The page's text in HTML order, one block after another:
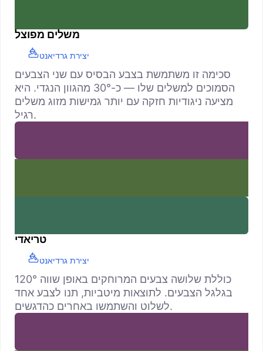
משלים מפוצל
יצירת גרדיאנט
סכימה זו משתמשת בצבע הבסיס עם שני הצבעים
הסמוכים למשלים שלו — כ-30° מהגוון הנגדי. היא
מציעה ניגודיות חזקה עם יותר גמישות מזוג משלים
רגיל.
טריאדי
יצירת גרדיאנט
כוללת שלושה צבעים המרוחקים באופן שווה 120°
בגלגל הצבעים. לתוצאות מיטביות, תנו לצבע אחד
לשלוט והשתמשו באחרים כהדגשים.